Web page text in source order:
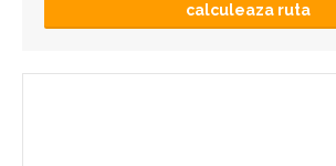
calculeaza ruta